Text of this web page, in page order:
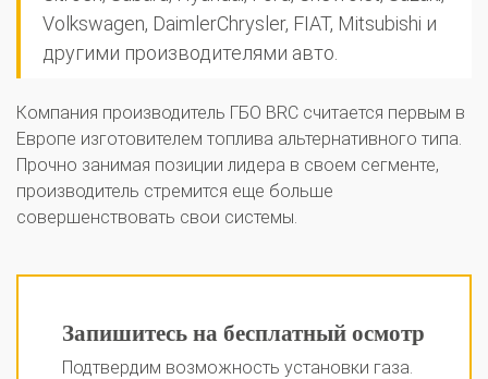
Volkswagen, DaimlerChrysler, FIAT, Mitsubishi и
другими производителями авто.
Компания производитель ГБО BRC считается первым в
Европе изготовителем топлива альтернативного типа.
Прочно занимая позиции лидера в своем сегменте,
производитель стремится еще больше
совершенствовать свои системы.
Запишитесь на бесплатный осмотр
Подтвердим возможность установки газа.